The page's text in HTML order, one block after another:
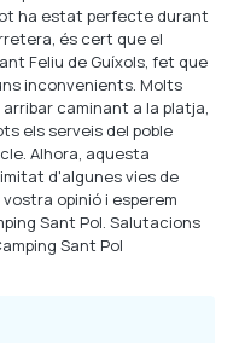
ha estat perfecte durant
és cert que el
Feliu de Guíxols, fet que
inconvenients. Molts
caminant a la platja,
els serveis del poble
Alhora, aquesta
d'algunes vies de
opinió i esperem
Sant Pol. Salutacions
Sant Pol